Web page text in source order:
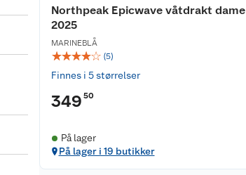
Northpeak Epicwave våtdrakt dame
2025
MARINEBLÅ
☆☆☆☆☆ (5)
Finnes i 5 størrelser
349 50
På lager
På lager i 19 butikker